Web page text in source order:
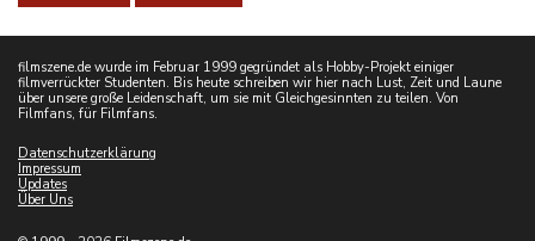
filmszene.de wurde im Februar 1999 gegründet als Hobby-Projekt einiger
filmverrückter Studenten. Bis heute schreiben wir hier nach Lust, Zeit und Laune
über unsere große Leidenschaft, um sie mit Gleichgesinnten zu teilen. Von
Filmfans, für Filmfans.
Datenschutzerklärung
Impressum
Updates
Über Uns